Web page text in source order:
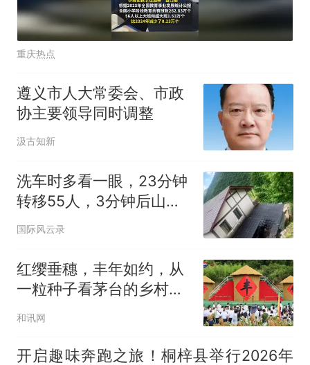
重庆热点
遵义市人大常委会、市政
协主要领导同时调整
汲古知新
洗车时多看一眼，23分钟
转移55人，3分钟后山崩
地裂
国际风云录
红缨垂穗，丰年如约，从
一粒种子看茅台的乡村振
兴实践与ESG担当
和讯网
开启趣味奔跑之旅！桐梓县举行2026年